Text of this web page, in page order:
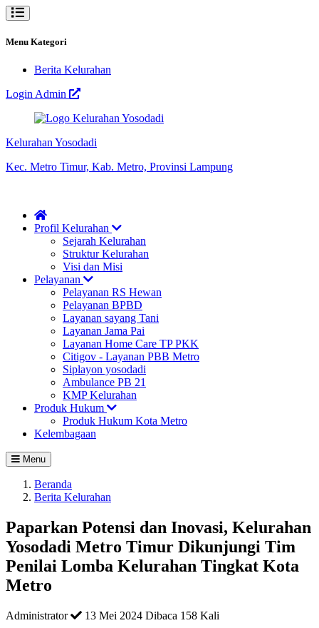
Menu Kategori
Berita Kelurahan
Login Admin
Kelurahan Yosodadi
Kec. Metro Timur, Kab. Metro, Provinsi Lampung
Profil Kelurahan
Sejarah Kelurahan
Struktur Kelurahan
Visi dan Misi
Pelayanan
Pelayanan RS Hewan
Pelayanan BPBD
Layanan sayang Tani
Layanan Jama Pai
Layanan Home Care TP PKK
Citigov - Layanan PBB Metro
Siplayon yosodadi
Ambulance PB 21
KMP Kelurahan
Produk Hukum
Produk Hukum Kota Metro
Kelembagaan
Menu
Beranda
Berita Kelurahan
Paparkan Potensi dan Inovasi, Kelurahan
Yosodadi Metro Timur Dikunjungi Tim
Penilai Lomba Kelurahan Tingkat Kota
Metro
Administrator 13 Mei 2024 Dibaca 158 Kali